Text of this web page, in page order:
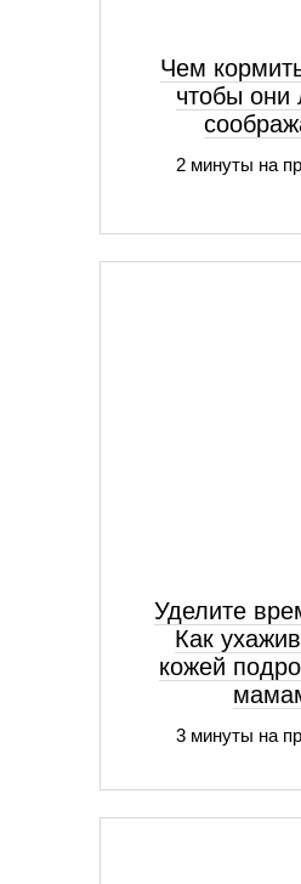
Чем
чтобы они
2 минуты на
Уделите
Как
кожей
3 минуты на